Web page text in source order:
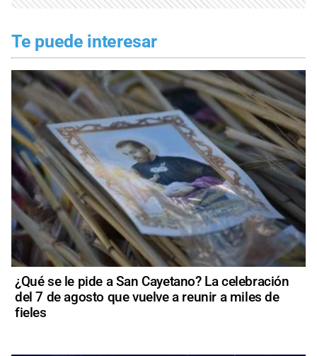
Te puede interesar
¿Qué se le pide a San Cayetano? La celebración
del 7 de agosto que vuelve a reunir a miles de
fieles